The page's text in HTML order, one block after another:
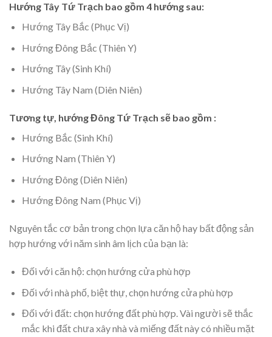
Hướng Tây Tứ Trạch bao gồm 4 hướng sau:
Hướng Tây Bắc (Phục Vị)
Hướng Đông Bắc (Thiên Y)
Hướng Tây (Sinh Khí)
Hướng Tây Nam (Diên Niên)
Tương tự, hướng Đông Tứ Trạch sẽ bao gồm :
Hướng Bắc (Sinh Khí)
Hướng Nam (Thiên Y)
Hướng Đông (Diên Niên)
Hướng Đông Nam (Phục Vị)
Nguyên tắc cơ bản trong chọn lựa căn hộ hay bất động sản
hợp hướng với năm sinh âm lịch của bạn là:
Đối với căn hộ: chọn hướng cửa phù hợp
Đối với nhà phố, biệt thự, chọn hướng cửa phù hợp
Đối với đất: chọn hướng đất phù hợp. Vài người sẽ thắc
mắc khi đất chưa xây nhà và miếng đất này có nhiều mặt